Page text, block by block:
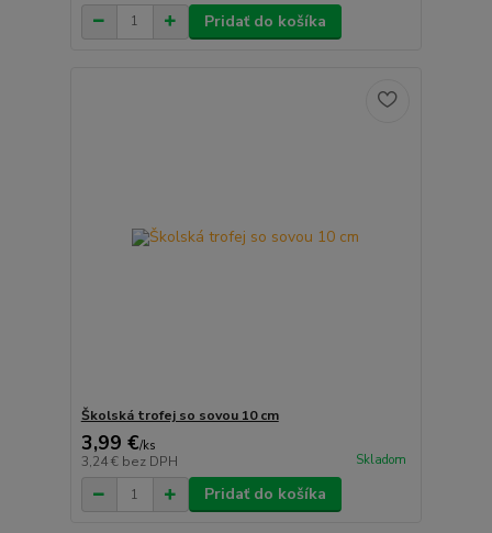
Pridať do košíka
Školská trofej so sovou 10 cm
3,99 €/ks
3,24 € bez DPH Skladom
Pridať do košíka